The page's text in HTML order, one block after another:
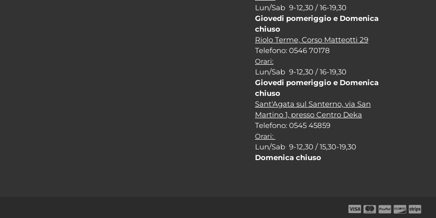
Lun/Sab 9-12,30 / 16-19,30
Giovedi pomeriggio e Domenica
chiuso
Riolo Terme, Corso Matteotti 29
Telefono: 0546 70178
Orari:
Lun/Sab 9-12,30 / 16-19,30
Giovedi pomeriggio e Domenica
chiuso
Sant'Agata sul Santerno, via San
Martino 1, presso Centro Deka
Telefono: 0545 45859
Orari:
Lun/Sab 9-12,30 / 15,30-19,30
Domenica chiuso